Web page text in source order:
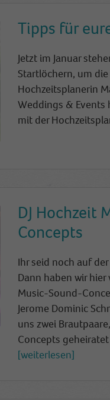
Tipps für
Jetzt im Januar
Startlöchern, um
Hochzeitsplanerin
Weddings & Events
mit der
DJ Hochzeit
Concepts
Ihr seid noch auf
Dann haben wir
Music-Sound-
Jerome Dominic
uns zwei
Concepts
weiterlesen